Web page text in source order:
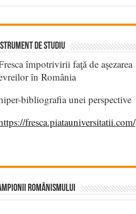
DE STUDIU
împotrivirii faţă de aşezarea
în România
bibliografia unei perspective
fresca.piatauniversitatii.com/
ROMÂNISMULUI